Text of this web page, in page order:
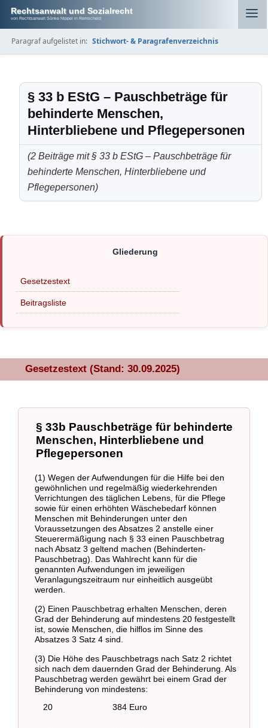
Rechtsanwalt und Sozialrecht
von Rechtsanwalt Sönke Nippel in Remscheid
Paragraf aufgelistet in: Stichwort- & Paragrafenverzeichnis
§ 33 b EStG – Pauschbeträge für
behinderte Menschen,
Hinterbliebene und Pflegepersonen
(2 Beiträge mit § 33 b EStG – Pauschbeträge für
behinderte Menschen, Hinterbliebene und
Pflegepersonen)
Gesetzestext
Beitragsliste
Gesetzestext (Stand: 30.09.2025)
§ 33b Pauschbeträge für behinderte
Menschen, Hinterbliebene und
Pflegepersonen
(1) Wegen der Aufwendungen für die Hilfe bei den
gewöhnlichen und regelmäßig wiederkehrenden
Verrichtungen des täglichen Lebens, für die Pflege
sowie für einen erhöhten Wäschebedarf können
Menschen mit Behinderungen unter den
Voraussetzungen des Absatzes 2 anstelle einer
Steuerermäßigung nach § 33 einen Pauschbetrag
nach Absatz 3 geltend machen (Behinderten-
Pauschbetrag). Das Wahlrecht kann für die
genannten Aufwendungen im jeweiligen
Veranlagungszeitraum nur einheitlich ausgeübt
werden.
(2) Einen Pauschbetrag erhalten Menschen, deren
Grad der Behinderung auf mindestens 20 festgestellt
ist, sowie Menschen, die hilflos im Sinne des
Absatzes 3 Satz 4 sind.
(3) Die Höhe des Pauschbetrags nach Satz 2 richtet
sich nach dem dauernden Grad der Behinderung. Als
Pauschbetrag werden gewährt bei einem Grad der
Behinderung von mindestens:
20
384 Euro